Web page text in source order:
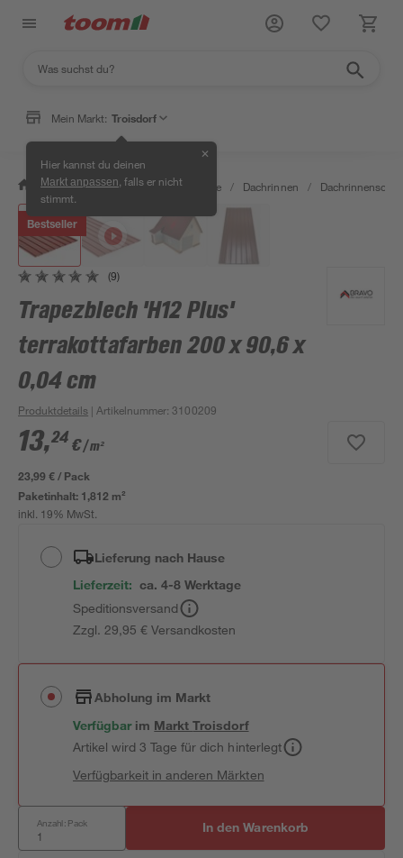
Mein Markt: Troisdorf
Hier kannst du deinen
Markt anpassen , falls er nicht
stimmt.
✕
/ Bauen & Renovieren / Baustoffe / Dachrinnen /
Bestseller
(9)
Trapezblech 'H12 Plus'
terrakottafarben 200 x 90,6 x
0,04 cm
Produktdetails | Artikelnummer:3100209
13,24 €/ m²
23,99 € / Pack
Paketinhalt: 1,812 m²
inkl. 19% MwSt.
Lieferung nach Hause
Lieferzeit: ca. 4-8 Werktage
Speditionsversand
Zzgl. 29,95 € Versandkosten
Abholung im Markt
Verfügbar im MarktTroisdorf
Artikel wird 3 Tage für dich hinterlegt
Verfügbarkeit in anderen Märkten
Anzahl: Pack In den Warenkorb